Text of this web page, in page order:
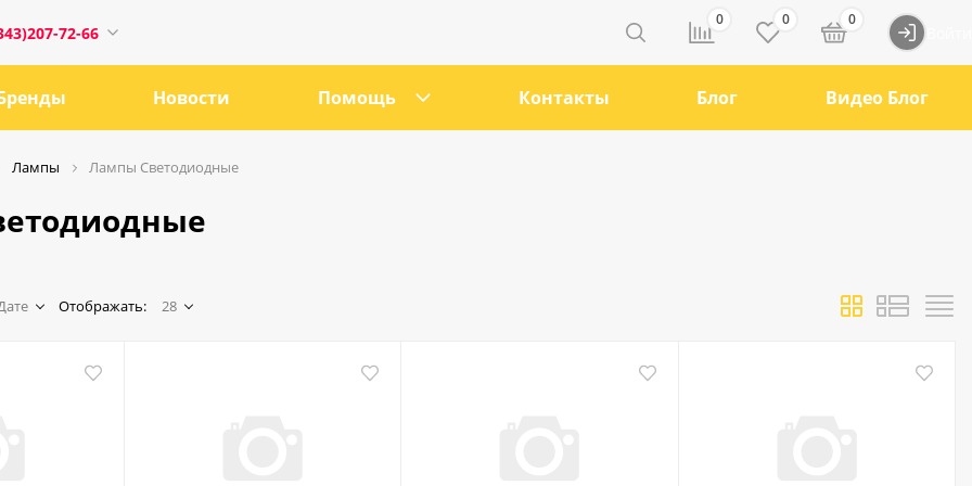
72-66
0 0 0
Новости Помощь Контакты Блог Видео Блог
Лампы Лампы Светодиодные
Отображать: 28